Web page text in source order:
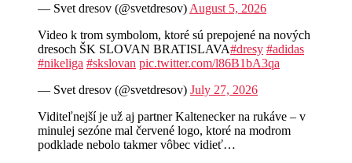
— Svet dresov (@svetdresov) August 5, 2026
Video k trom symbolom, ktoré sú prepojené na nových
dresoch ŠK SLOVAN BRATISLAVA#dresy #adidas
#nikeliga #skslovan pic.twitter.com/l86B1bA3qa
— Svet dresov (@svetdresov) July 27, 2026
Viditeľnejší je už aj partner Kaltenecker na rukáve – v
minulej sezóne mal červené logo, ktoré na modrom
podklade nebolo takmer vôbec vidieť…